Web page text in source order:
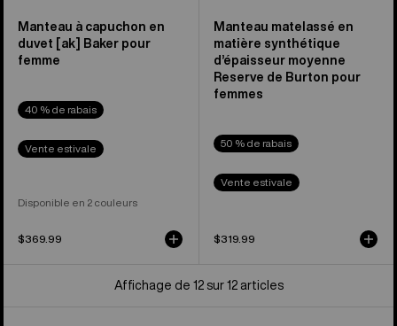
Manteau à capuchon en
duvet [ak] Baker pour
femme
40 % de rabais
Vente estivale
Disponible en 2 couleurs
$369.99
Manteau matelassé en
matière synthétique
d’épaisseur moyenne
Reserve de Burton pour
femmes
50 % de rabais
Vente estivale
$319.99
Affichage de 12 sur 12 articles